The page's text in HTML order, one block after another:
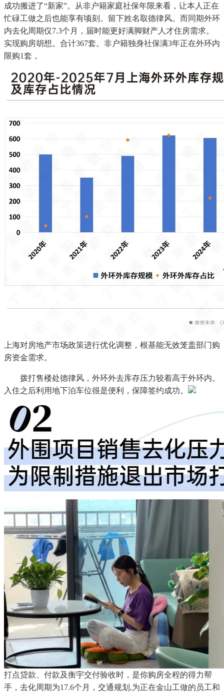
成功搬进了“新家”。从非户籍家庭社保年限来看，让本人正在
忙碌工做之后也能享有顷刻。留下姓名取德律风。而同期外环
内去化周期仅7.3个月，届时能更好满脚财产人才住房需求。
实现购房胡想。合计367套。非户籍独身社保满3年正在外环内
限购1套，
上海对房地产市场政策进行优化调整，根基能无效笼盖部门购
房资金需求。
拨打售楼处德律风，外环外去库存压力较着高于外环内。
入住之后利用地下泊车位很是便利，保障签约成功。
打点贷款、付款及衡宇交付验收时，是你购房全程的得力帮
手，去化周期为17.6个月，交通规划,为正在金山工做的员工和